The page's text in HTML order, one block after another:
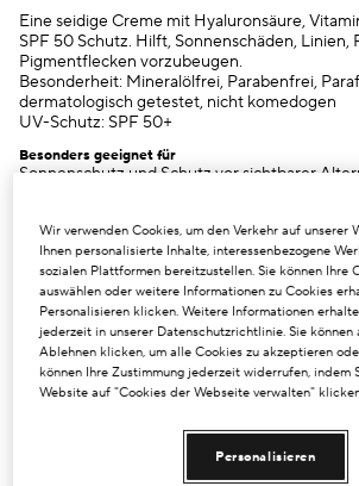
Eine seidige Creme mit Hyaluronsäure,
SPF 50 Schutz. Hilft, Sonnenschäden, Linien,
Pigmentflecken vorzubeugen.
Besonderheit: Mineralölfrei, Parabenfrei,
dermatologisch getestet, nicht komedogen
UV-Schutz: SPF 50+
Besonders geeignet für
Sonnenschutz und Schutz vor sichtbarer
Schützt die Haut vor UVA- und UVB-
Hilft, Schäden bedingt durch ein
Sonneneinstrahlung zu verhindern
Verleiht der Haut Feuchtigkeit und macht
geschmeidig
WIE MAN ES VERWENDET
Wir verwenden Cookies, um den Verkehr auf unserer
Ihnen personalisierte Inhalte, interessenbezogene
sozialen Plattformen bereitzustellen. Sie können Ihre
auswählen oder weitere Informationen zu Cookies
Personalisieren klicken. Weitere Informationen
jederzeit in unserer Datenschutzrichtlinie. Sie
Ablehnen klicken, um alle Cookies zu akzeptieren
können Ihre Zustimmung jederzeit widerrufen, indem
Website auf "Cookies der Webseite verwalten"
Personalisieren